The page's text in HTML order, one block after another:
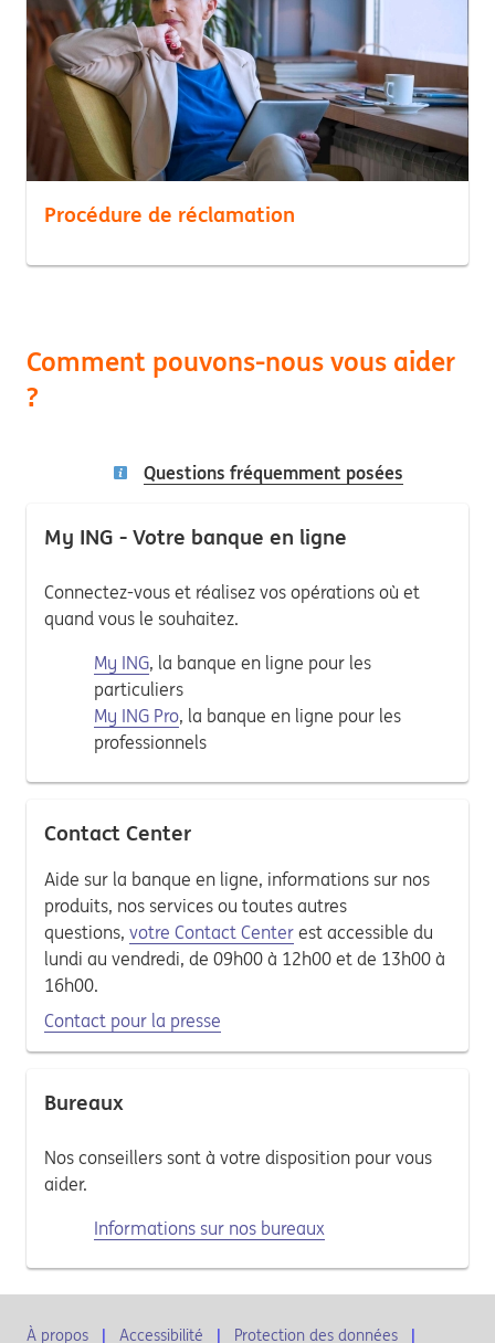
Procédure de réclamation
Comment pouvons-nous vous aider
?
Questions fréquemment posées
My ING - Votre banque en ligne
Connectez-vous et réalisez vos opérations où et
quand vous le souhaitez.
My ING, la banque en ligne pour les
particuliers
My ING Pro, la banque en ligne pour les
professionnels
Contact Center
Aide sur la banque en ligne, informations sur nos
produits, nos services ou toutes autres
questions, votre Contact Center est accessible du
lundi au vendredi, de 09h00 à 12h00 et de 13h00 à
16h00.
Contact pour la presse
Bureaux
Nos conseillers sont à votre disposition pour vous
aider.
Informations sur nos bureaux
À propos Accessibilité Protection des données